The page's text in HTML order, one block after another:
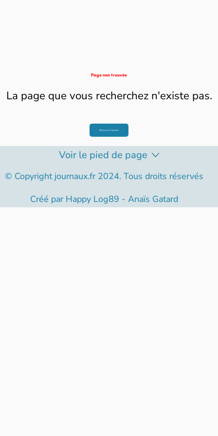
Page non trouvée
La page que vous recherchez n'existe pas.
Retour à l'accueil
Voir le pied de page
© Copyright journaux.fr 2024. Tous droits réservés
Créé par Happy Log89 - Anaïs Gatard